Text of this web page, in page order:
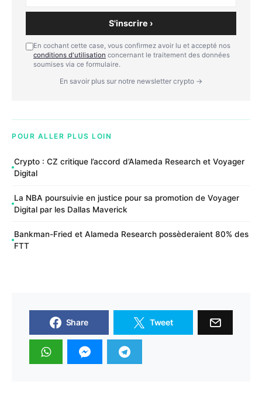
S'inscrire ›
En cochant cette case, vous confirmez avoir lu et accepté nos
conditions d'utilisation concernant le traitement des données
soumises via ce formulaire.
En savoir plus sur notre newsletter crypto →
POUR ALLER PLUS LOIN
Crypto : CZ critique l’accord d’Alameda Research et Voyager
Digital
La NBA poursuivie en justice pour sa promotion de Voyager
Digital par les Dallas Maverick
Bankman-Fried et Alameda Research possèderaient 80% des
FTT
Share Tweet